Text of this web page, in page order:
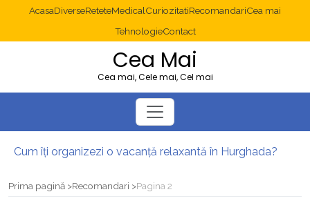
AcasaDiverseReteteMedicalCuriozitatiRecomandariCea mai
TehnologieContact
Cea Mai
Cea mai, Cele mai, Cel mai
Cum îți organizezi o vacanță relaxantă în Hurghada?
Prima pagină Recomandari Pagina 2